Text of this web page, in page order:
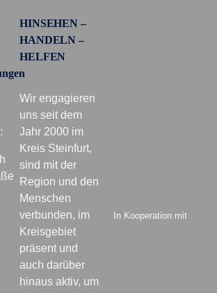
HINSEHEN –
HANDELN –
HELFEN
Wir engagieren
uns seit dem
Jahr 2000 im
Kreis Steinfurt,
sind mit der
Region und den
Menschen
verbunden, im
Kreisgebiet
präsent und
auch darüber
hinaus aktiv, um
In Kooperation mit